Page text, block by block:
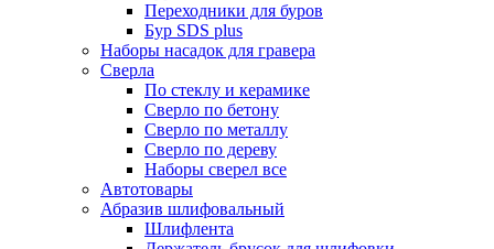
Переходники для буров
Бур SDS plus
Наборы насадок для гравера
Сверла
По стеклу и керамике
Сверло по бетону
Сверло по металлу
Сверло по дереву
Наборы сверел все
Автотовары
Абразив шлифовальный
Шлифлента